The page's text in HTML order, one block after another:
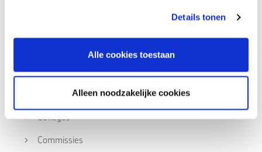
Details tonen
Alle cookies toestaan
Alleen noodzakelijke cookies
Werken bij de NVO
Directeur
Colleges
Commissies